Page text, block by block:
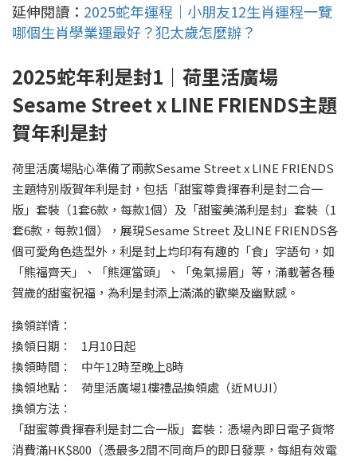
延伸閱讀： 2025蛇年運程｜小朋友12生肖運程一覽
哪個生肖學業運最好？犯太歲怎麼辦？
2025蛇年利是封1｜荷里活廣場
Sesame Street x LINE FRIENDS主題
賀年利是封
荷里活廣場貼心準備了兩款Sesame Street x LINE FRIENDS
主題特別版賀年利是封，包括「甜蜜尊貴揮春利是封二合一
版」套裝（1套6款，每款1個）及「甜蜜美滿利是封」套裝（1
套6款，每款1個），展現Sesame Street 及LINE FRIENDS各
個可愛角色造型外，利是封上均印有有趣的「食」字語句，如
「熊福齊天」、「熊運當頭」、「兔氣揚眉」等，滿載著各種
賀歲的甜蜜祝福，為利是封添上滿滿的歡樂及幽默感。
換領詳情：
換領日期： 1月10日起
換領時間： 中午12時至晚上8時
換領地點： 荷里活廣場1樓禮品換領處（近MUJI）
換領方法：
「甜蜜尊貴揮春利是封二合一版」套裝：憑場內即日電子貨幣
消費滿HK$800（憑最多2間不同商戶的即日發票，每組有效電